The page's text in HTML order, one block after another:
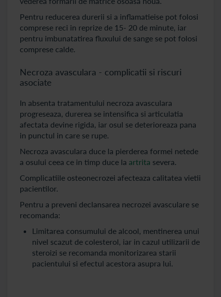
Pentru reducerea durerii si a inflamatieise pot folosi
comprese reci in reprize de 15- 20 de minute, iar
pentru imbunatatirea fluxului de sange se pot folosi
comprese calde.
Necroza avasculara - complicatii si riscuri
asociate
In absenta tratamentului necroza avasculara
progreseaza, durerea se intensifica si articulatia
afectata devine rigida, iar osul se deterioreaza pana
in punctul in care se rupe.
Necroza avasculara duce la pierderea formei netede
a osului ceea ce in timp duce la artrita severa.
Complicatiile osteonecrozei afecteaza calitatea vietii
pacientilor.
Pentru a preveni declansarea necrozei avasculare se
recomanda:
Limitarea consumului de alcool, mentinerea unui
nivel scazut de colesterol, iar in cazul utilizarii de
steroizi se recomanda monitorizarea starii
pacientului si efectul acestora asupra lui.